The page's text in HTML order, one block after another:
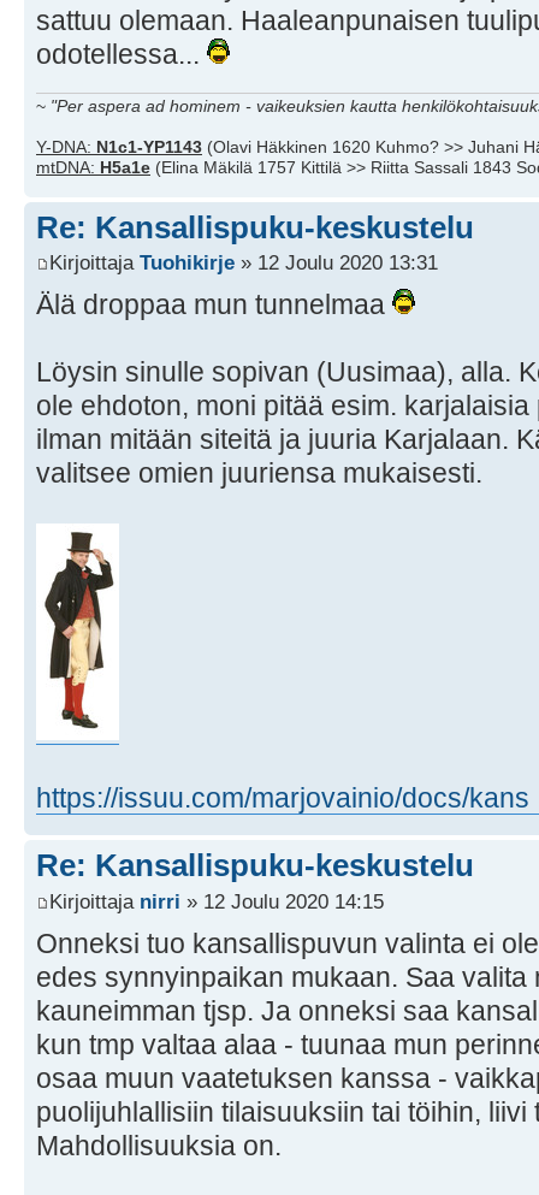
sattuu olemaan. Haaleanpunaisen
odotellessa...
~ "Per aspera ad hominem - vaikeuksien kautta
Y-DNA: N1c1-YP1143 (Olavi Häkkinen 1620 Kuhmo? >> Juhani
mtDNA: H5a1e (Elina Mäkilä 1757 Kittilä >> Riitta Sassali 1843
Re: Kansallispuku-keskustelu
Kirjoittaja Tuohikirje » 12 Joulu 2020 13:31
Älä droppaa mun tunnelmaa
Löysin sinulle sopivan (Uusimaa), alla.
ole ehdoton, moni pitää esim. karjalaisia
ilman mitään siteitä ja juuria Karjalaan.
valitsee omien juuriensa mukaisesti.
https://issuu.com/marjovainio/docs/kans
Re: Kansallispuku-keskustelu
Kirjoittaja nirri » 12 Joulu 2020 14:15
Onneksi tuo kansallispuvun valinta ei
edes synnyinpaikan mukaan. Saa
kauneimman tjsp. Ja onneksi saa
kun tmp valtaa alaa - tuunaa mun
osaa muun vaatetuksen kanssa -
puolijuhlallisiin tilaisuuksiin tai töihin,
Mahdollisuuksia on.